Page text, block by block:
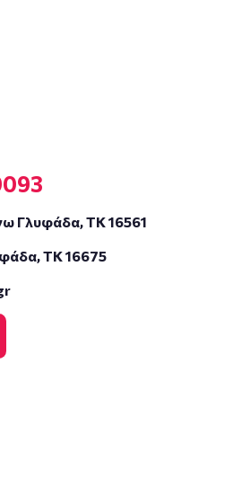
Γλυφάδα, ΤΚ 16561
ΤΚ 16675